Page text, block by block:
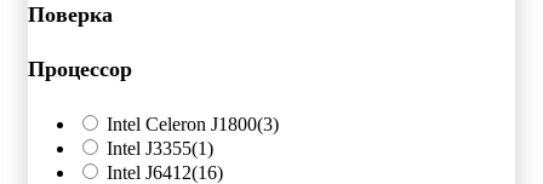
Поверка
Процессор
Intel Celeron J1800(3)
Intel J3355(1)
Intel J6412(16)